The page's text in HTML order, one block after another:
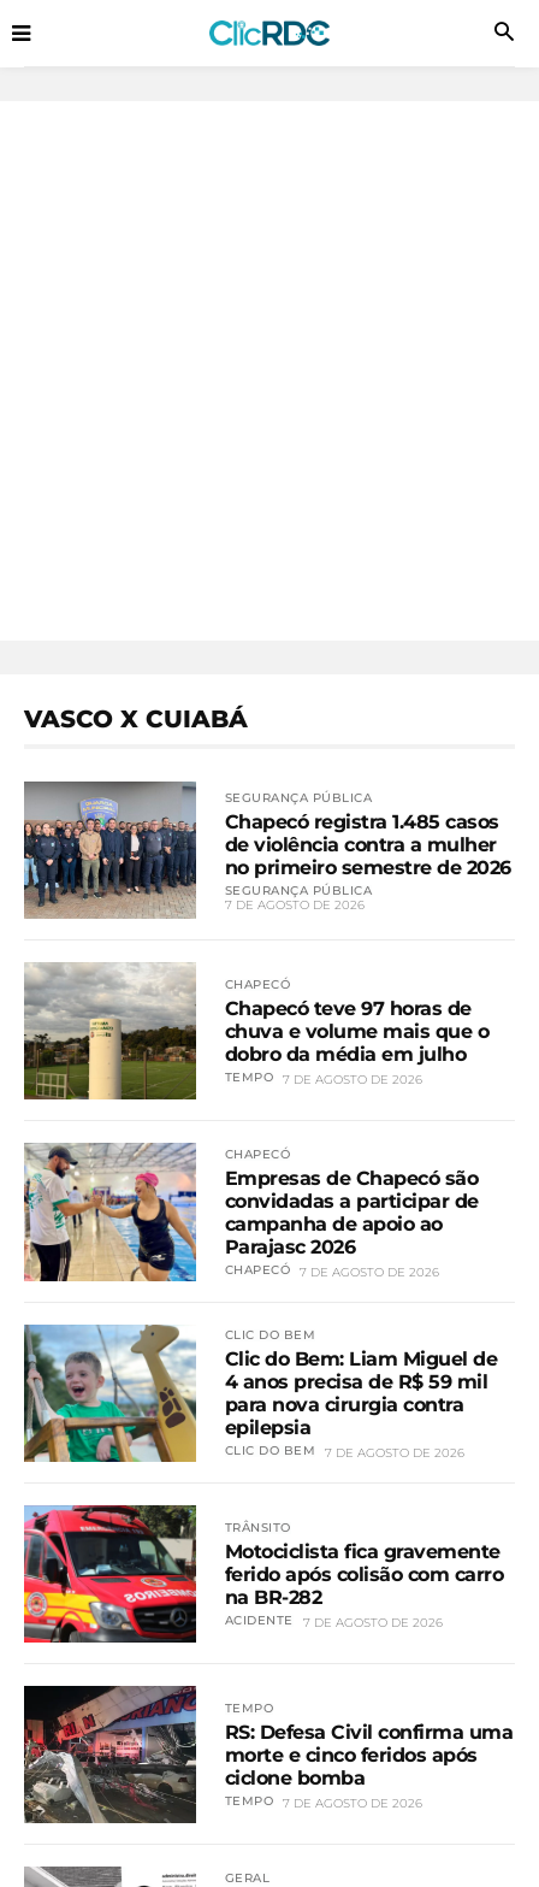
VASCO X CUIABÁ
SEGURANÇA PÚBLICA
Chapecó registra 1.485 casos
de violência contra a mulher
no primeiro semestre de 2026
SEGURANÇA PÚBLICA
7 DE AGOSTO DE 2026
CHAPECÓ
Chapecó teve 97 horas de
chuva e volume mais que o
dobro da média em julho
TEMPO 7 DE AGOSTO DE 2026
CHAPECÓ
Empresas de Chapecó são
convidadas a participar de
campanha de apoio ao
Parajasc 2026
CHAPECÓ 7 DE AGOSTO DE 2026
CLIC DO BEM
Clic do Bem: Liam Miguel de
4 anos precisa de R$ 59 mil
para nova cirurgia contra
epilepsia
CLIC DO BEM 7 DE AGOSTO DE 2026
TRÂNSITO
Motociclista fica gravemente
ferido após colisão com carro
na BR-282
ACIDENTE 7 DE AGOSTO DE 2026
TEMPO
RS: Defesa Civil confirma uma
morte e cinco feridos após
ciclone bomba
TEMPO 7 DE AGOSTO DE 2026
GERAL